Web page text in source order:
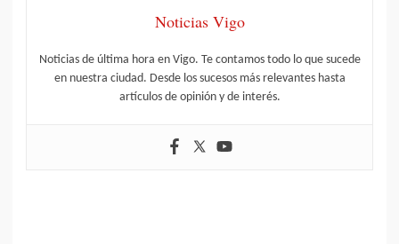
Noticias Vigo
Noticias de última hora en Vigo. Te contamos todo lo que sucede
en nuestra ciudad. Desde los sucesos más relevantes hasta
artículos de opinión y de interés.